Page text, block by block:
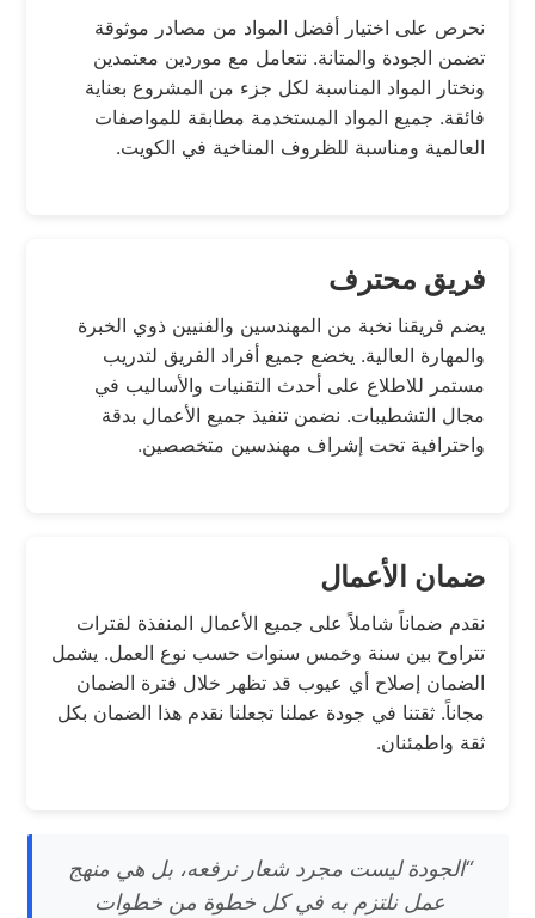
نحرص على اختيار أفضل المواد من مصادر موثوقة
تضمن الجودة والمتانة. نتعامل مع موردين معتمدين
ونختار المواد المناسبة لكل جزء من المشروع بعناية
فائقة. جميع المواد المستخدمة مطابقة للمواصفات
العالمية ومناسبة للظروف المناخية في الكويت.
فريق محترف
يضم فريقنا نخبة من المهندسين والفنيين ذوي الخبرة
والمهارة العالية. يخضع جميع أفراد الفريق لتدريب
مستمر للاطلاع على أحدث التقنيات والأساليب في
مجال التشطيبات. نضمن تنفيذ جميع الأعمال بدقة
واحترافية تحت إشراف مهندسين متخصصين.
ضمان الأعمال
نقدم ضماناً شاملاً على جميع الأعمال المنفذة لفترات
تتراوح بين سنة وخمس سنوات حسب نوع العمل. يشمل
الضمان إصلاح أي عيوب قد تظهر خلال فترة الضمان
مجاناً. ثقتنا في جودة عملنا تجعلنا نقدم هذا الضمان بكل
ثقة واطمئنان.
“الجودة ليست مجرد شعار نرفعه، بل هي منهج
عمل نلتزم به في كل خطوة من خطوات